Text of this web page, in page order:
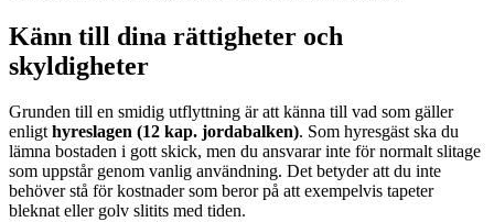
Känn till dina rättigheter och
skyldigheter
Grunden till en smidig utflyttning är att känna till vad som gäller
enligthyreslagen (12 kap. jordabalken). Som hyresgäst ska du
lämna bostaden i gott skick, men du ansvarar inte för normalt slitage
som uppstår genom vanlig användning. Det betyder att du inte
behöver stå för kostnader som beror på att exempelvis tapeter
bleknat eller golv slitits med tiden.